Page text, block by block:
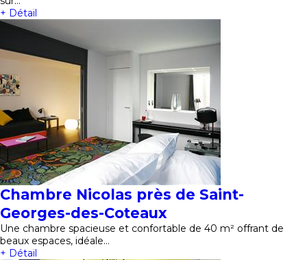
+ Détail
Chambre Nicolas près de Saint-
Georges-des-Coteaux
Une chambre spacieuse et confortable de 40 m² offrant de
beaux espaces, idéale…
+ Détail